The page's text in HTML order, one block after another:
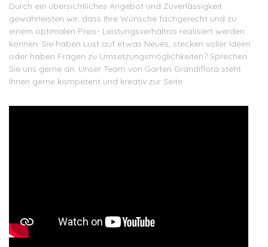
Durch ein übersichtliches Angebot und Zuverlässigkeit
gewährleisten wir, dass Ihre Wünsche fachgerecht und zu
einem optimalen Preis- Leistungsverhältnis realisiert werden
können. Sie haben Lust auf etwas Neues, stecken voller Ideen
oder haben Fragen zu Umsetzungsmöglichkeiten? Sprechen
Sie uns gerne an. Unser Team von Garten Grandiflora steht
Ihnen gerne kompetent und kreativ zur Seite.